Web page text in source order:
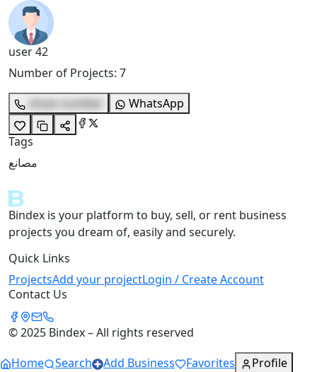
user 42
Number of Projects: 7
show number
WhatsApp
Tags
مصانع
Bindex is your platform to buy, sell, or rent business
projects you dream of, easily and securely.
Quick Links
ProjectsAdd your projectLogin / Create Account
Contact Us
© 2025 Bindex – All rights reserved
Home
Search Add Business Favorites Profile